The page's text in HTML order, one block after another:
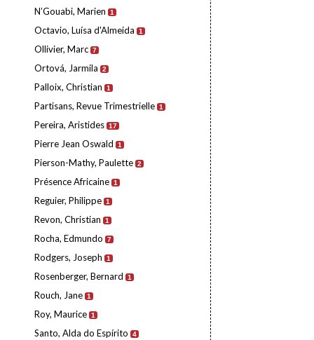
N’Gouabi, Marien 1
Octavio, Luísa d'Almeida 1
Ollivier, Marc 7
Ortová, Jarmila 2
Palloix, Christian 1
Partisans, Revue Trimestrielle 1
Pereira, Aristides 17
Pierre Jean Oswald 1
Pierson-Mathy, Paulette 2
Présence Africaine 1
Reguier, Philippe 1
Revon, Christian 1
Rocha, Edmundo 7
Rodgers, Joseph 1
Rosenberger, Bernard 1
Rouch, Jane 1
Roy, Maurice 1
Santo, Alda do Espírito 4